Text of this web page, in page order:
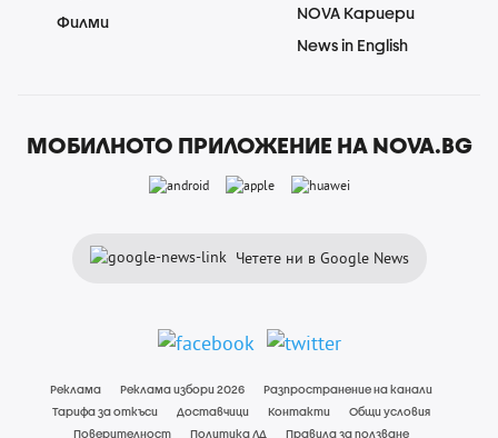
Филми
NOVA Кариери
News in English
МОБИЛНОТО ПРИЛОЖЕНИЕ НА NOVA.BG
Четете ни в Google News
Реклама Реклама избори 2026
Разпространение на канали
Тарифа за откъси
Доставчици Контакти
Общи условия
Поверителност
Политика ЛД Правила за ползване